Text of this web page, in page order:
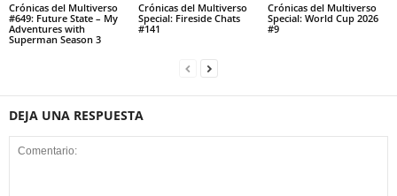
Crónicas del Multiverso
#649: Future State – My
Adventures with
Superman Season 3
Crónicas del Multiverso
Special: Fireside Chats
#141
Crónicas del Multiverso
Special: World Cup 2026
#9
DEJA UNA RESPUESTA